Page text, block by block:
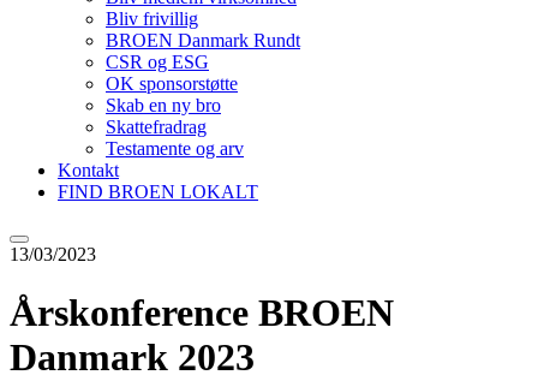
Bliv frivillig
BROEN Danmark Rundt
CSR og ESG
OK sponsorstøtte
Skab en ny bro
Skattefradrag
Testamente og arv
Kontakt
FIND BROEN LOKALT
13/03/2023
Årskonference BROEN
Danmark 2023